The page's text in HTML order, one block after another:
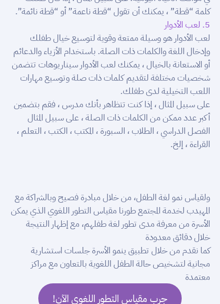
كلمة “قطة” ، يمكنك أن تقول “قطة ناعمة” أو “قطة نائمة”.
5. لعب الأدوار
لعب الأدوار هو وسيلة ممتعة وقوية لتوسيع خيال طفلك
وإدخال اللغة والكلمات ذات الصلة. باستخدام الأزياء والدعائم
أو الاستعانة بالخيال ، يمكنك لعب الأدوار سيناريوهات تتضمن
شخصيات مختلفة لتقديم كلمات ذات صلة وتوسيع مهارات
اللعب التخيلية لدى طفلك.
على سبيل المثال ، إذا كنت تتظاهر بأنك مدرس ، فقم بتضمين
أكبر عدد ممكن من الكلمات ذات الصلة ، على سبيل المثال
الفصل الدراسي ، الطلاب ، السبورة ، المكتب ، الكتب ، التعلم ،
القراءة ، إلخ.
ولقياس نمو لغة الطفل، من خلالمبادرة فصيحوبالشراكة مع
المهيدب لخدمة المجتمع طورنا مقياس التطور اللغوي الذي يمكن
الأسرة من معرفة مدى تطور لغة طفلهم، مع إظهار النتيجة
خلال دقائق معدودة
كما نقدم من خلال تطبيق ينمو الأسرة جلسات استشارية
مجانية لتشخيص حالة الطفل اللغوية بالتعاون مع مراكز
معتمدة
جرب مقياس التطور اللغوي الآن!